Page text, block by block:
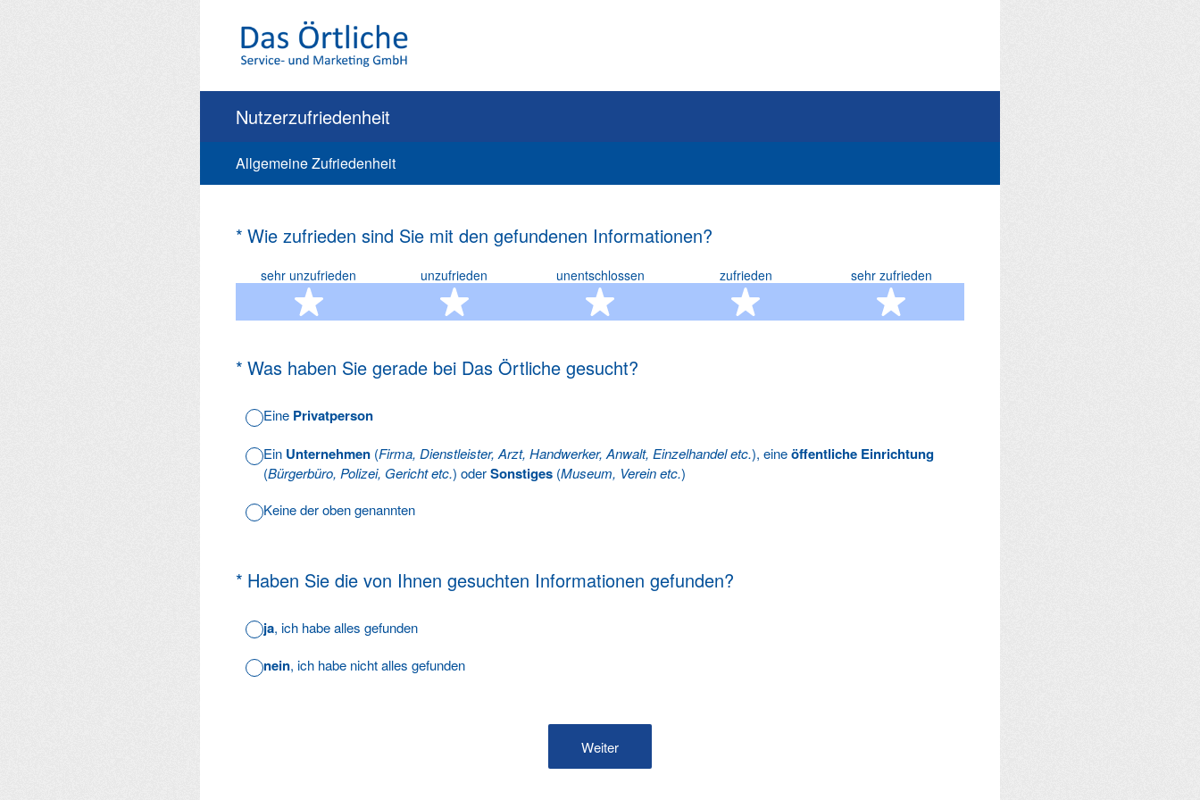
Nutzerzufriedenheit
Allgemeine Zufriedenheit
* Wie zufrieden sind Sie mit den gefundenen Informationen?
(Erforderlich.)
sehr unzufrieden
1 Stern
unzufrieden
2 Sterne
unentschlossen
3 Sterne
zufrieden
4 Sterne
sehr zufrieden
5 Sterne
* Was haben Sie gerade bei Das Örtliche gesucht?
(Erforderlich.)
Eine Privatperson
Ein Unternehmen (Firma, Dienstleister, Arzt, Handwerker, Anwalt, Einzelhandel etc.), eineöffentliche Einrichtung
(Bürgerbüro, Polizei, Gericht etc.) oderSonstiges (Museum, Verein etc.)
Keine der oben genannten
* Haben Sie die von Ihnen gesuchten Informationen gefunden?
(Erforderlich.)
ja, ich habe alles gefunden
nein, ich habe nicht alles gefunden
Weiter